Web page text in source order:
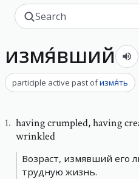
измя́вший
participle active past ofизмя́ть
1. having crumpled,having
wrinkled
Возраст, измявший его
трудную жизнь.